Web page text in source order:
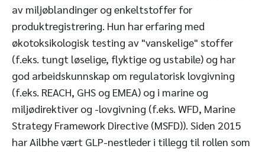
av miljøblandinger og enkeltstoffer for
produktregistrering. Hun har erfaring med
økotoksikologisk testing av "vanskelige" stoffer
(f.eks. tungt løselige, flyktige og ustabile) og har
god arbeidskunnskap om regulatorisk lovgivning
(f.eks. REACH, GHS og EMEA) og i marine og
miljødirektiver og -lovgivning (f.eks. WFD, Marine
Strategy Framework Directive (MSFD)). Siden 2015
har Ailbhe vært GLP-nestleder i tillegg til rollen som